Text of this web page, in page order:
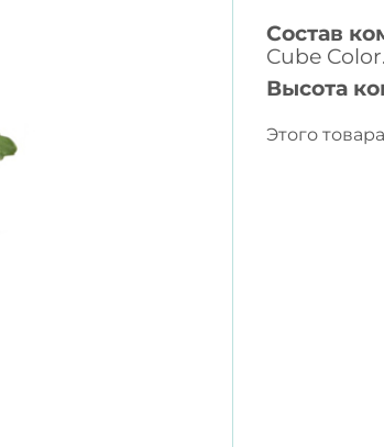
Состав
Cube Color.
Высота
Этого